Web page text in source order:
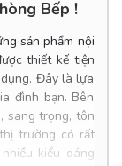
Bếp !
sản phẩm nội
thiết kế tiện
Đây là lựa
đình bạn. Bên
sang trọng, tôn
trường có rất
kiểu dáng